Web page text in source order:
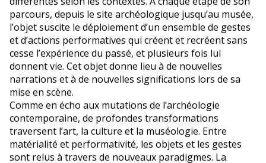
parcours, depuis le site archéologique jusqu’au musée,
l’objet suscite le déploiement d’un ensemble de gestes
et d’actions performatives qui créent et recréent sans
cesse l’expérience du passé, et plusieurs fois lui
donnent vie. Cet objet donne lieu à de nouvelles
narrations et à de nouvelles significations lors de sa
mise en scène.
Comme en écho aux mutations de l’archéologie
contemporaine, de profondes transformations
traversent l’art, la culture et la muséologie. Entre
matérialité et performativité, les objets et les gestes
sont relus à travers de nouveaux paradigmes. La